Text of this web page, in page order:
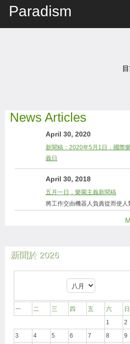
Paradism
News Articles
April 30, 2020
新聞稿：2020年5月1日，國際
義日
April 30, 2018
五月一日，樂園主義新聞稿
將工作交由機器人負責從而使人
新聞於 2026
一 二 三 四 五 六
日
1
2
3
4 5 6 7 8
9